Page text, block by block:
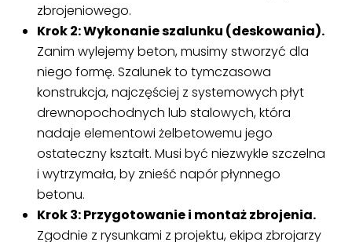
zbrojeniowego.
Krok 2: Wykonanie szalunku (deskowania).
Zanim wylejemy beton, musimy stworzyć dla
niego formę. Szalunek to tymczasowa
konstrukcja, najczęściej z systemowych płyt
drewnopochodnych lub stalowych, która
nadaje elementowi żelbetowemu jego
ostateczny kształt. Musi być niezwykle szczelna
i wytrzymała, by znieść napór płynnego
betonu.
Krok 3: Przygotowanie i montaż zbrojenia.
Zgodnie z rysunkami z projektu, ekipa zbrojarzy